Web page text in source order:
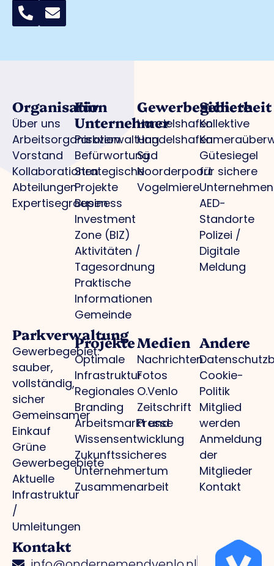
Organisation
Über uns
Arbeitsorganisation
Vorstand
Kollaborationen
Abteilungen
Expertisegroepen
Für
Unternehmer
Parkverwaltung
Befürwortung
Strategische
Projekte
Business
Investment
Zone (BIZ)
Aktivitäten /
Tagesordnung
Praktische
Informationen
Gemeinde
Gewerbegebiete
Handelshafen
Handelshafen
Süd
Noorderpoort
Vogelmiere
Sicherheit
Kollektive
Gütesiegel
für sichere
Unternehmen
AED-
Standorte
Polizei /
Digitale
Meldung
Parkverwaltung
Gewerbegebiet:
sauber,
vollständig,
sicher
Gemeinsamer
Einkauf
Grüne
Gewerbegebiete
Aktuelle
Infrastruktur
/
Umleitungen
Projekte
Optimale
Infrastruktur
Regionales
Branding
Arbeitsmarkt und
Wissensentwicklung
Zukunftssicheres
Unternehmertum
Zusammenarbeit
Medien
Nachrichten
Fotos
O.Venlo
Zeitschrift
Presse
Andere
Cookie-
Politik
Mitglied
werden
Anmeldung
der
Mitglieder
Kontakt
Kontakt